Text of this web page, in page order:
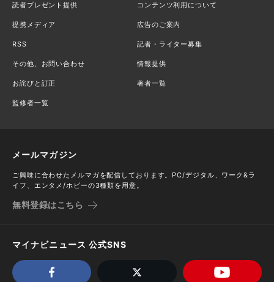
読者プレゼント提供 コンテンツ利用について
提携メディア 広告のご案内
RSS 記者・ライター募集
その他、お問い合わせ 情報提供
お詫びと訂正 著者一覧
監修者一覧
メールマガジン
ご興味に合わせたメルマガを配信しております。PC/デジタル、ワーク&ラ
イフ、エンタメ/ホビーの3種類を用意。
無料登録はこちら
マイナビニュース 公式SNS